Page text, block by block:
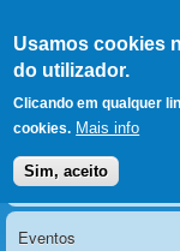
Usamos cookies
do utilizador.
Clicando em qualquer
cookies. Mais info
Sim, aceito
Menu principal
Notícias
Eventos